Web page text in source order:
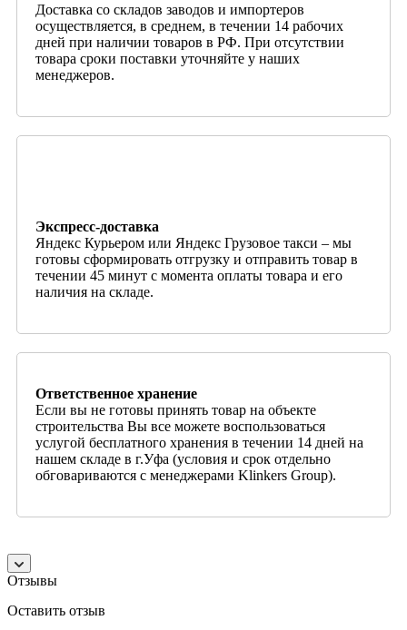
Доставка со складов заводов и импортеров
осуществляется, в среднем, в течении 14 рабочих
дней при наличии товаров в РФ. При отсутствии
товара сроки поставки уточняйте у наших
менеджеров.
Экспресс-доставка
Яндекс Курьером или Яндекс Грузовое такси – мы
готовы сформировать отгрузку и отправить товар в
течении 45 минут с момента оплаты товара и его
наличия на складе.
Ответственное хранение
Если вы не готовы принять товар на объекте
строительства Вы все можете воспользоваться
услугой бесплатного хранения в течении 14 дней на
нашем складе в г.Уфа (условия и срок отдельно
обговариваются с менеджерами Klinkers Group).
Отзывы
Оставить отзыв